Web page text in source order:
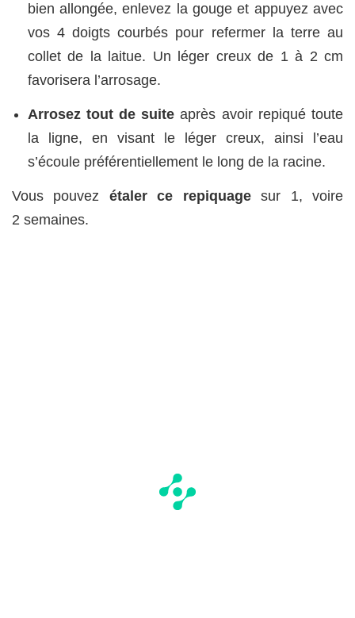
bien allongée, enlevez la gouge et appuyez avec
vos 4 doigts courbés pour refermer la terre au
collet de la laitue. Un léger creux de 1 à 2 cm
favorisera l’arrosage.
Arrosez tout de suite après avoir repiqué toute
la ligne, en visant le léger creux, ainsi l’eau
s’écoule préférentiellement le long de la racine.
Vous pouvez étaler ce repiquagesur 1, voire
2 semaines.